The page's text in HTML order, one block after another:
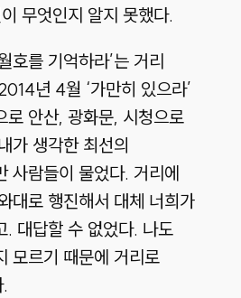
무엇인지 알지 못했다.
호를 기억하라’는 거리
년 4월 ‘가만히 있으라’
로 안산, 광화문, 시청으로
가 생각한 최선의
사람들이 물었다. 거리에
대로 행진해서 대체 너희가
. 대답할 수 없었다. 나도
모르기 때문에 거리로